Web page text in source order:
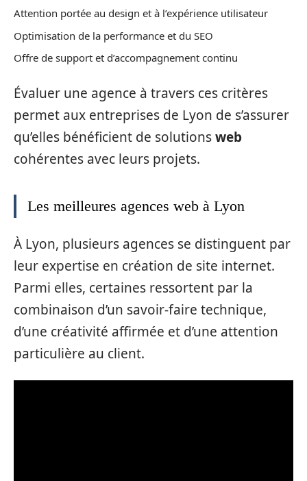
Attention portée au design et à l’expérience utilisateur
Optimisation de la performance et du SEO
Offre de support et d’accompagnement continu
Évaluer une agence à travers ces critères
permet aux entreprises de Lyon de s’assurer
qu’elles bénéficient de solutionsweb
cohérentes avec leurs projets.
Les meilleures agences web à Lyon
À Lyon, plusieurs agences se distinguent par
leur expertise en création de site internet.
Parmi elles, certaines ressortent par la
combinaison d’un savoir-faire technique,
d’une créativité affirmée et d’une attention
particulière au client.